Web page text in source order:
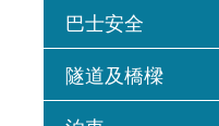
巴士安全
隧道及橋樑